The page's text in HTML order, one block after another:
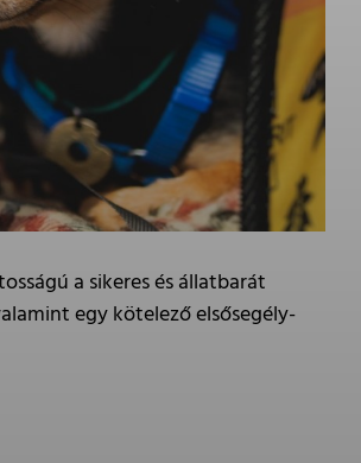
a sikeres és állatbarát
egy kötelező elsősegély-